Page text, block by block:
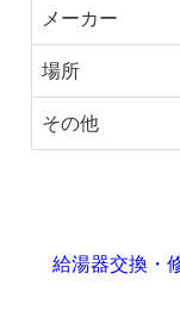
メーカー
場所
その他
給湯器交換・